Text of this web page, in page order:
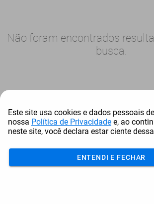
Não foram encontrados
busca.
Este site usa cookies e dados pessoais
nossa Política de Privacidade e, ao
neste site, você declara estar ciente
ENTENDI E FECHAR